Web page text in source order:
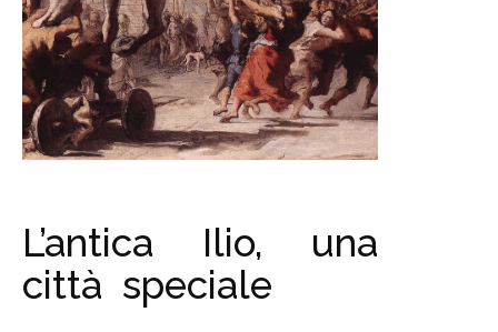
L’antica Ilio, una
città speciale